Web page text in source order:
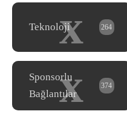
x
Teknoloji 264
x
Sponsorlu
Bağlantılar
374